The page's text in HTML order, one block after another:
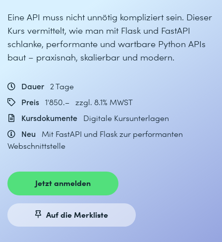
Eine API muss nicht unnötig kompliziert sein. Dieser
Kurs vermittelt, wie man mit Flask und FastAPI
schlanke, performante und wartbare Python APIs
baut – praxisnah, skalierbar und modern.
Dauer
2 Tage
Preis 1'850.– zzgl. 8.1% MWST
Kursdokumente
Digitale Kursunterlagen
Neu
Mit FastAPI und Flask zur performanten
Webschnittstelle
Jetzt anmelden
Auf die Merkliste